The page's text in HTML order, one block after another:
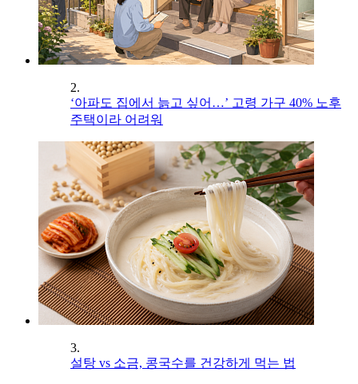
2.
‘아파도 집에서 늙고 싶어…’ 고령 가구 40% 노후
주택이라 어려워
3.
설탕 vs 소금, 콩국수를 건강하게 먹는 법